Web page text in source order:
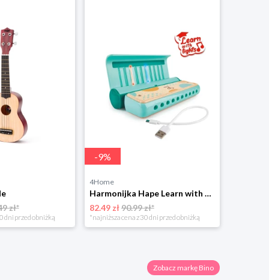
zł*
dni przed obniżką
-9%
4Home
Harmonijka Hape Learn with Lights
82.49 zł90.99 zł*
*najniższa cena z 30 dni przed obniżką
Zobacz markę Bino